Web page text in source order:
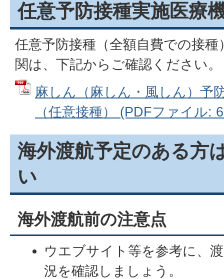
任意予防接種実施医療
任意予防接種（全額自費での接
関は、下記からご確認ください。
麻しん（麻しん・風しん）予
（任意接種） (PDFファイル:
海外渡航予定のある方
い
海外渡航前の注意点
ウエブサイト等を参考に、
況を確認しましょう。